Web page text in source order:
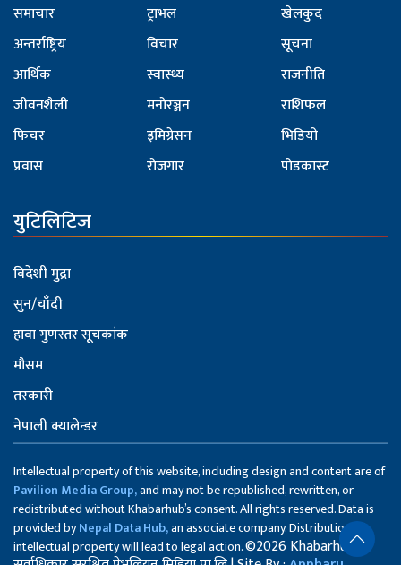
समाचार
अन्तर्राष्ट्रिय
आर्थिक
जीवनशैली
फिचर
प्रवास
ट्राभल
विचार
स्वास्थ्य
मनोरञ्जन
इमिग्रेसन
रोजगार
खेलकुद
सूचना
राजनीति
राशिफल
भिडियो
पोडकास्ट
युटिलिटिज
विदेशी मुद्रा
सुन/चाँदी
हावा गुणस्तर सूचकांक
मौसम
तरकारी
नेपाली क्यालेन्डर
Intellectual property of this website, including design and content are of
Pavilion Media Group,and may not be republished, rewritten, or
redistributed without Khabarhub’s consent. All rights reserved. Data is
provided byNepal Data Hub,an associate company. Distribution of
intellectual property will lead to legal action.©2026 Khabarhub